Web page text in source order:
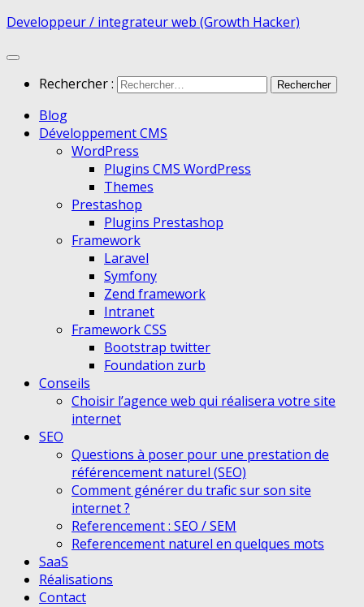
Developpeur / integrateur web (Growth Hacker)
Rechercher :
Blog
Développement CMS
WordPress
Plugins CMS WordPress
Themes
Prestashop
Plugins Prestashop
Framework
Laravel
Symfony
Zend framework
Intranet
Framework CSS
Bootstrap twitter
Foundation zurb
Conseils
Choisir l’agence web qui réalisera votre site
internet
SEO
Questions à poser pour une prestation de
référencement naturel (SEO)
Comment générer du trafic sur son site
internet ?
Referencement : SEO / SEM
Referencement naturel en quelques mots
SaaS
Réalisations
Contact